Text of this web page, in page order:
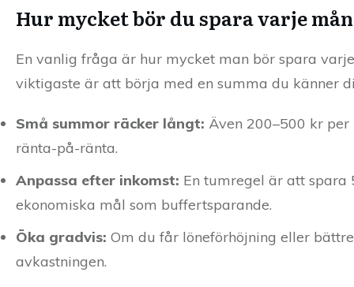
Hur mycket bör du spara varje
En vanlig fråga är hur mycket man bör spara
viktigaste är att börja med en summa du känner
Små summor räcker långt: Även 200–500 kr
ränta-på-ränta.
Anpassa efter inkomst: En tumregel är att
ekonomiska mål som buffertsparande.
Öka gradvis: Om du får löneförhöjning eller
avkastningen.